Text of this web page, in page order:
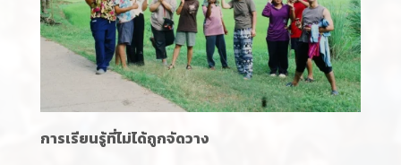
การเรียนรู้ที่ไม่ได้ถูกจัดวาง